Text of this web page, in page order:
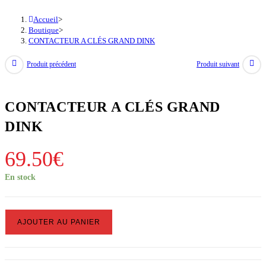
Accueil>
Boutique>
CONTACTEUR A CLÉS GRAND DINK
Produit précédent Produit suivant
CONTACTEUR A CLÉS GRAND
DINK
69.50€
En stock
AJOUTER AU PANIER